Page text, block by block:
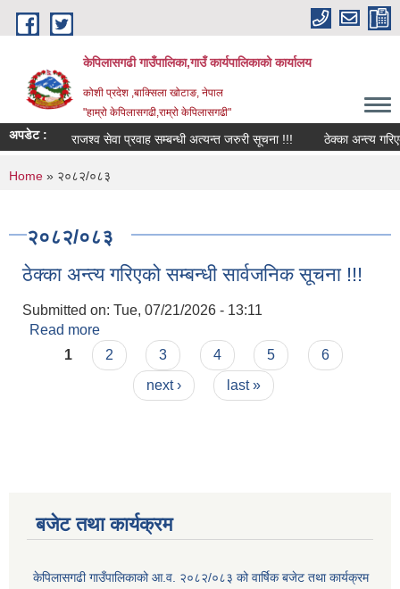
Skip to main content
केपिलासगढी गाउँपालिका,गाउँ कार्यपालिकाको कार्यालय
कोशी प्रदेश ,बाक्सिला खोटाङ, नेपाल
"हाम्रो केपिलासगढी,राम्रो केपिलासगढी"
अपडेट : राजश्व सेवा प्रवाह सम्बन्धी अत्यन्त जरुरी सूचना !!! ठेक्का अन्त्य
You are here
Home » २०८२/०८३
२०८२/०८३
ठेक्का अन्त्य गरिएको सम्बन्धी सार्वजनिक सूचना !!!
Submitted on: Tue, 07/21/2026 - 13:11
Read more
Pages
1 2 3 4 5
6
next ›
last »
बजेट तथा कार्यक्रम
केपिलासगढी गाउँपालिकाको आ.व. २०८२/०८३ को वार्षिक बजेट तथा कार्यक्रम